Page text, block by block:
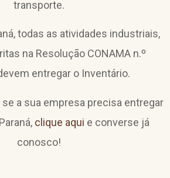
transporte.
todas as atividades industriais,
na Resolução CONAMA n.º
entregar o Inventário.
a sua empresa precisa entregar
clique aqui e converse já
conosco!